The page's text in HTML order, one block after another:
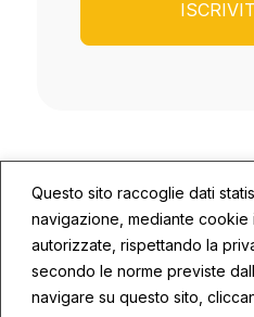
Questo sito raccoglie dati
navigazione, mediante cookie
autorizzate, rispettando la
secondo le norme previste
navigare su questo sito,
© 2026 ECOSYS | P.IVA: